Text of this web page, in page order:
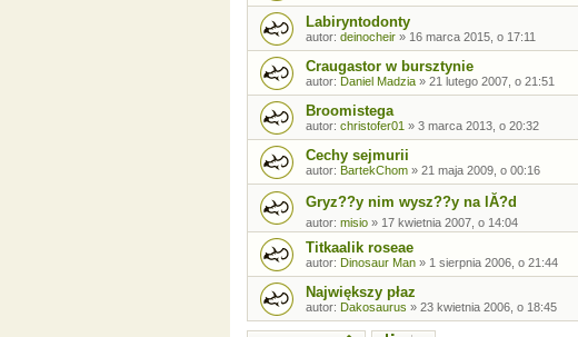
Labiryntodonty
autor: deinocheir » 16 marca 2015, o 17:11
Craugastor w bursztynie
autor: Daniel Madzia » 21 lutego 2007, o 21:51
Broomistega
autor: christofer01 » 3 marca 2013, o 20:32
Cechy sejmurii
autor: BartekChom » 21 maja 2009, o 00:16
Gryz??y nim wysz??y na lĂ?d
autor: misio » 17 kwietnia 2007, o 14:04
Titkaalik roseae
autor: Dinosaur Man » 1 sierpnia 2006, o 21:44
Największy płaz
autor: Dakosaurus » 23 kwietnia 2006, o 18:45